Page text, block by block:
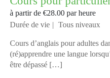
à partir de €28.00 par heure
Durée de vie
Tous niveaux
Cours d’anglais pour adultes
(ré)apprendre une langue
être dépassé […]